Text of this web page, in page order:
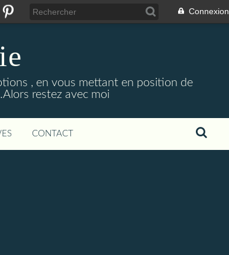
Connexion
, en vous mettant en position de
restez avec moi
CONTACT